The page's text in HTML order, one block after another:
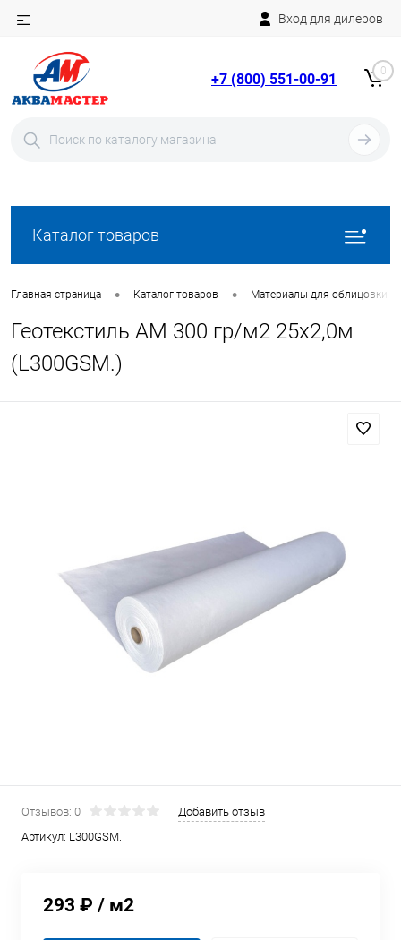
Вход для дилеров
+7 (800) 551-00-91 0
Каталог товаров
Главная страница • Каталог товаров • Материалы для облицовки
Геотекстиль AM 300 гр/м2 25х2,0м
(L300GSM.)
Отзывов: 0
Добавить отзыв
Артикул: L300GSM.
293 ₽ / м2